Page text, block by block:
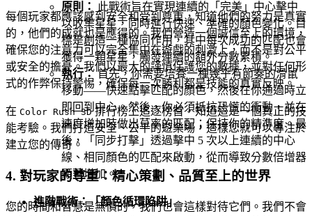
原則：
此戰術旨在實現連續的「完美」中心擊中
以收集星星，同時進行快速、準確的顏色變化。目
標是創造一種協同作用，其中每次成功的匹配也會
獲得一顆星星，觸發連續的額外分數累積。
執行：首先，你需要培養一種幾乎有節奏的滑鼠
移動——快速點擊匹配的顏色，然後在你通過時立
即回到中心。然後，你必須抵抗恐慌的衝動，並在
速度增加時做出草率的匹配；保持你的精準度。最
後，「同步打擊」透過擊中 5 次以上連續的中心
線、相同顏色的匹配來啟動，從而導致分數倍增器
顯著增加。
進階戰術：「顏色循環陷阱」
每個玩家都應該感到安全和受到尊重，知道他們的努力是真實
的，他們的成就也是應得的。我們營造一個誠信至上的環境，
確保您的注意力可以完全集中在遊戲的刺激上，而不是對公平
或安全的擔憂。我們以最大的謹慎保護您的數據，並對任何形
式的作弊保持警惕，確保每一次勝利都是技能的真實反映。
在 Color Rush 3D排行榜上追逐榜首，知道這是一個真正的技
能考驗。我們打造安全、公平的遊樂場，這樣您就可以專注於
建立您的傳奇。
4. 對玩家的尊重：精心策劃、品質至上的世界
您的時間和智慧是無價的，我們也會這樣對待它們。我們不會